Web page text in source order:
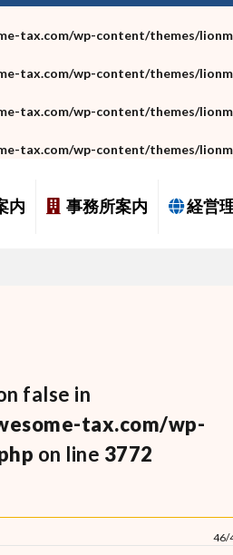
tax.com/wp-content/themes/
tax.com/wp-content/themes/
tax.com/wp-content/themes/
tax.com/wp-content/themes/
内 事務所案内 経営
false in
tax.com/wp-
on line 3772
46/